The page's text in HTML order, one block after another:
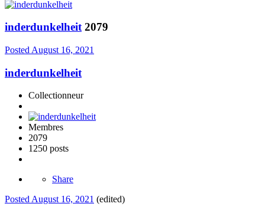
inderdunkelheit 2079
Posted August 16, 2021
inderdunkelheit
Collectionneur
Membres
2079
1250 posts
Share
PostedAugust 16, 2021 (edited)